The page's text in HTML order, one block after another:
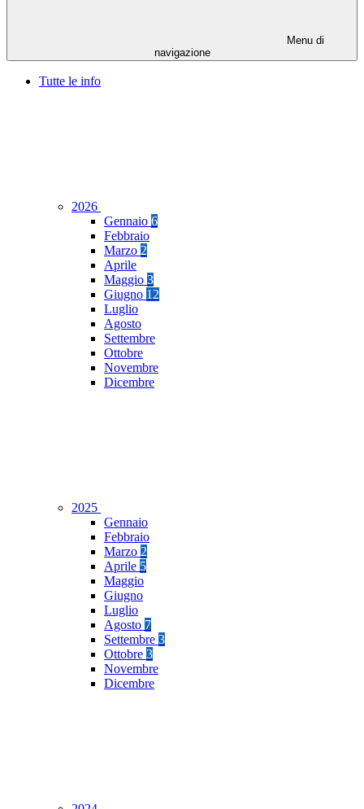
Menu di
navigazione
Tutte le info
2026
Gennaio 6
Febbraio
Marzo 2
Aprile
Maggio 3
Giugno 12
Luglio
Agosto
Settembre
Ottobre
Novembre
Dicembre
2025
Gennaio
Febbraio
Marzo 2
Aprile 5
Maggio
Giugno
Luglio
Agosto 7
Settembre 3
Ottobre 3
Novembre
Dicembre